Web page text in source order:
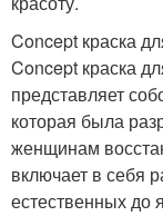
Concept краска
Concept краска
представляет
которая была
женщинам
включает в себя
естественных до